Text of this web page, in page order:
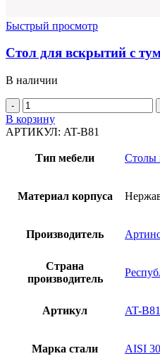
Быстрый просмотр
Стол для вскрытий с
В наличии
Количество
товара
Стол
вскрытий
AT-
В корзину
АРТИКУЛ: AT-B81
Тип мебели Столы
Материал корпуса
Производитель
Страна
производитель
Артикул AT-B81
Марка стали AISI